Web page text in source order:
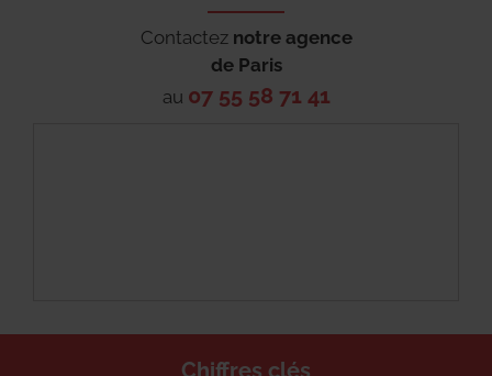
Contactez notre agence
de Paris
au 07 55 58 71 41
Chiffres clés